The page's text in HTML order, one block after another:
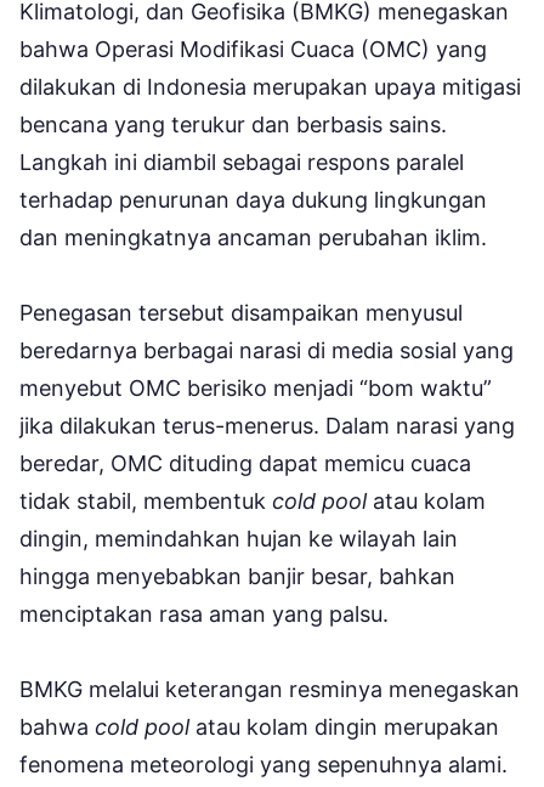
Klimatologi, dan Geofisika (BMKG) menegaskan
bahwa Operasi Modifikasi Cuaca (OMC) yang
dilakukan di Indonesia merupakan upaya mitigasi
bencana yang terukur dan berbasis sains.
Langkah ini diambil sebagai respons paralel
terhadap penurunan daya dukung lingkungan
dan meningkatnya ancaman perubahan iklim.
Penegasan tersebut disampaikan menyusul
beredarnya berbagai narasi di media sosial yang
menyebut OMC berisiko menjadi “bom waktu”
jika dilakukan terus-menerus. Dalam narasi yang
beredar, OMC dituding dapat memicu cuaca
tidak stabil, membentuk cold pool atau kolam
dingin, memindahkan hujan ke wilayah lain
hingga menyebabkan banjir besar, bahkan
menciptakan rasa aman yang palsu.
BMKG melalui keterangan resminya menegaskan
bahwa cold poolatau kolam dingin merupakan
fenomena meteorologi yang sepenuhnya alami.